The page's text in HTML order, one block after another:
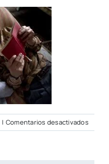
| Comentarios desactivadosen
Kate